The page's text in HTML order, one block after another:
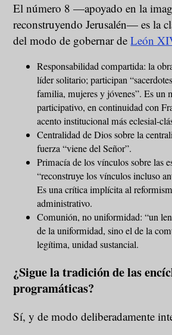
El número 8 —apoyado en la
reconstruyendo Jerusalén— es la
del modo de gobernar deLeón
Responsabilidad compartida: la
líder solitario; participan
familia, mujeres y jóvenes”. Es un
participativo, en continuidad con
acento institucional más eclesial-
Centralidad de Dios sobre la
fuerza “viene del Señor”.
Primacía de los vínculos sobre las
“reconstruye los vínculos incluso
Es una crítica implícita al
administrativo.
Comunión, no uniformidad: “un
de la uniformidad, sino el de la
legítima, unidad sustancial.
¿Sigue la tradición de las
programáticas?
Sí, y de modo deliberadamente